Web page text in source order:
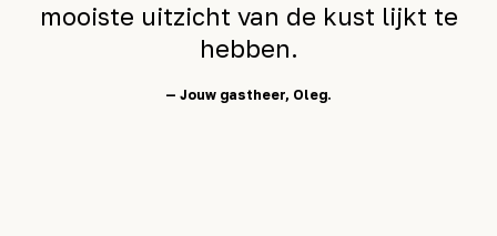
mooiste uitzicht van de kust lijkt te
hebben.
— Jouw gastheer, Oleg.